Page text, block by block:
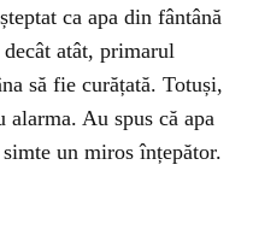
ca apa din fântână
atât, primarul
să fie curățată. Totuși,
Au spus că apa
un miros înțepător.